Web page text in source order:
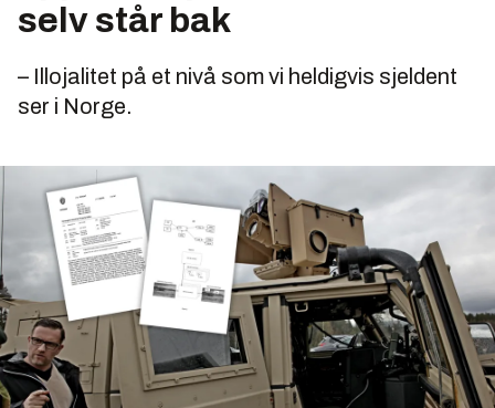
selv står bak
– Illojalitet på et nivå som vi heldigvis sjeldent
ser i Norge.